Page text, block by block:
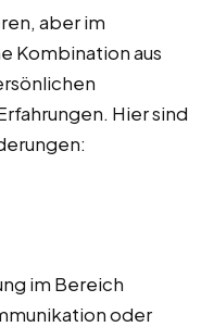
aber im
Kombination aus
Hier sind
im Bereich
oder